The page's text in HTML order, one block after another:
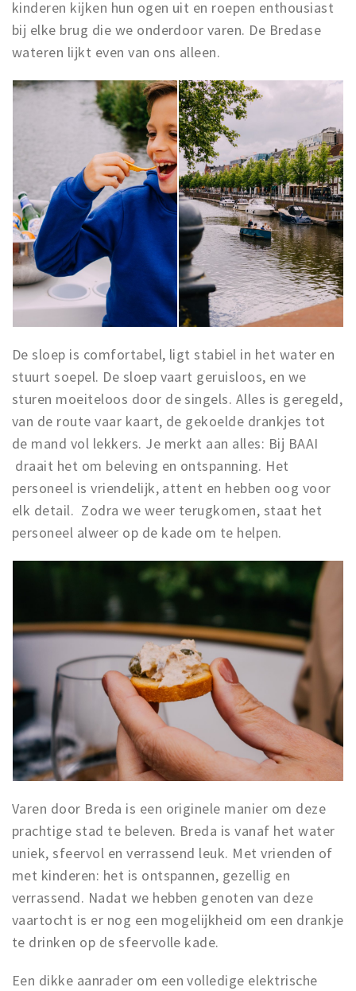
kinderen kijken hun ogen uit en roepen enthousiast
bij elke brug die we onderdoor varen. De Bredase
wateren lijkt even van ons alleen.
De sloep is comfortabel, ligt stabiel in het water en
stuurt soepel. De sloep vaart geruisloos, en we
sturen moeiteloos door de singels. Alles is geregeld,
van de route vaar kaart, de gekoelde drankjes tot
de mand vol lekkers. Je merkt aan alles: Bij BAAI
draait het om beleving en ontspanning. Het
personeel is vriendelijk, attent en hebben oog voor
elk detail. Zodra we weer terugkomen, staat het
personeel alweer op de kade om te helpen.
Varen door Breda is een originele manier om deze
prachtige stad te beleven. Breda is vanaf het water
uniek, sfeervol en verrassend leuk. Met vrienden of
met kinderen: het is ontspannen, gezellig en
verrassend. Nadat we hebben genoten van deze
vaartocht is er nog een mogelijkheid om een drankje
te drinken op de sfeervolle kade.
Een dikke aanrader om een volledige elektrische